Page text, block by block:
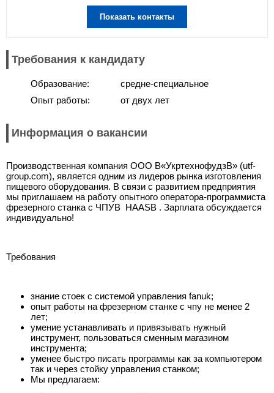
Показать контакты
Требования к кандидату
Образование:
Опыт работы:
средне-специальное
от двух лет
Информация о вакансии
Производственная компания ООО В«УкртехнофудзВ» (utf-
group.com), является одним из лидеров рынка изготовления
пищевого оборудования. В связи с развитием предприятия
мы приглашаем на работу опытного оператора-программиста
фрезерного станка с ЧПУВ HAASВ . Зарплата обсуждается
индивидуально!
Требования
знание стоек с системой управления fanuk;
опыт работы на фрезерном станке с чпу не менее 2
лет;
умение устанавливать и привязывать нужный
инструмент, пользоваться сменным магазином
инструмента;
уменее быстро писать программы как за компьютером
так и через стойку управления станком;
Мы предлагаем: